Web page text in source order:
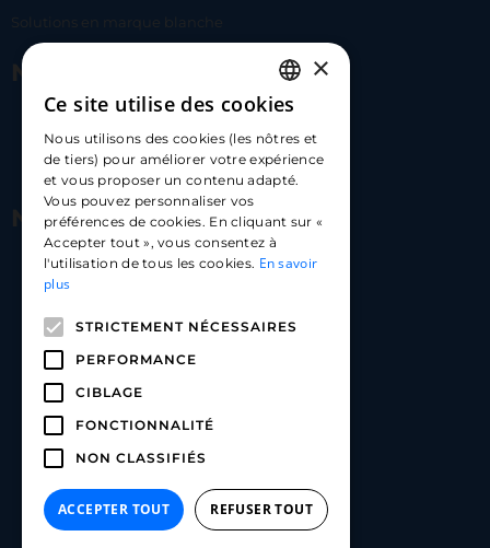
Solutions en marque blanche
Nous contacter
hello@carloapp.com
Nous suivre
Carlo App | Instagram
Carlo App | Linkedin
FRENCH
ENGLISH
SPANISH
×
Ce site utilise des cookies
Nous utilisons des cookies (les nôtres et
de tiers) pour améliorer votre expérience
et vous proposer un contenu adapté.
Vous pouvez personnaliser vos
préférences de cookies. En cliquant sur «
Accepter tout », vous consentez à
l'utilisation de tous les cookies. En savoir
plus
STRICTEMENT NÉCESSAIRES
PERFORMANCE
CIBLAGE
FONCTIONNALITÉ
NON CLASSIFIÉS
ACCEPTER TOUT REFUSER TOUT